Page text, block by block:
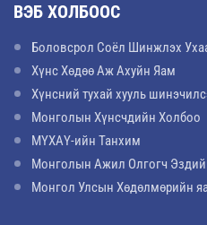
ВЭБ ХОЛБООС
Боловсрол Соёл Шинжлэх
Хүнс Хөдөө Аж Ахуйн Яам
Хүнсний тухай хууль
Монголын Хүнсчдийн Холбоо
МҮХАҮ-ийн Танхим
Монголын Ажил Олгогч
Монгол Улсын Хөдөлмөрийн